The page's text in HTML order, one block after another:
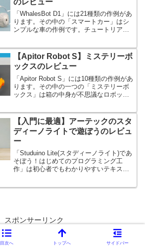
のレビュー
「WhalesBot D1」には21種類の作例があ
ります。その中の「スマートカー」はシ
ンプルな車の作例です。チュートリアル
【Apitor Robot S】ミステリーボ
ックスのレビュー
「Apitor Robot S」には10種類の作例があ
ります。その中の一つの「ミステリーボ
ックス」は箱の中身が不思議なロボット
【入門に最適】アーテックのスタ
ディーノライトで遊ぼうのレビュ
ー
「Studuino Lite(スタディーノライト)であ
そぼう！はじめてのプログラミング工
作」は初心者でもわかりやすいテキスト
スポンサーリンク
目次へ トップへ サイドバー